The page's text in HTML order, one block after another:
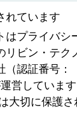
れています
はプライバシ
リビン・テク
（認証番号：
営しています
大切に保護さ